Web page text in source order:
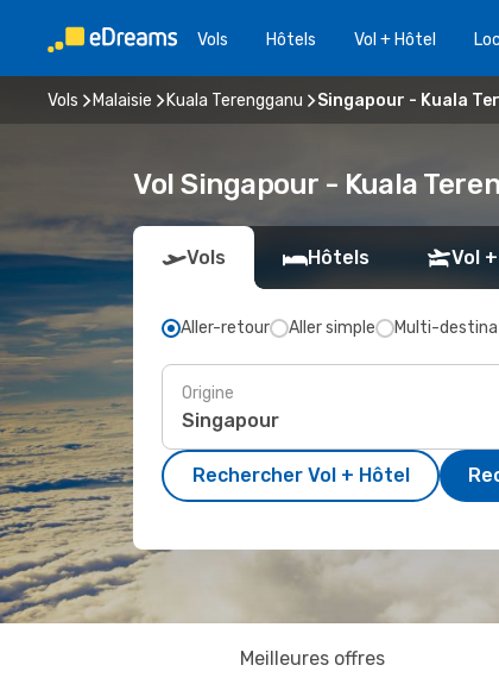
Vols Hôtels Vol + Hôtel
Vols Malaisie Kuala Terengganu Singapour - Kuala
Vol Singapour - Kuala
Vols Hôtels Vol
Aller-retour Aller simple Multi-
Origine
Rechercher Vol + Hôtel
Meilleures offres